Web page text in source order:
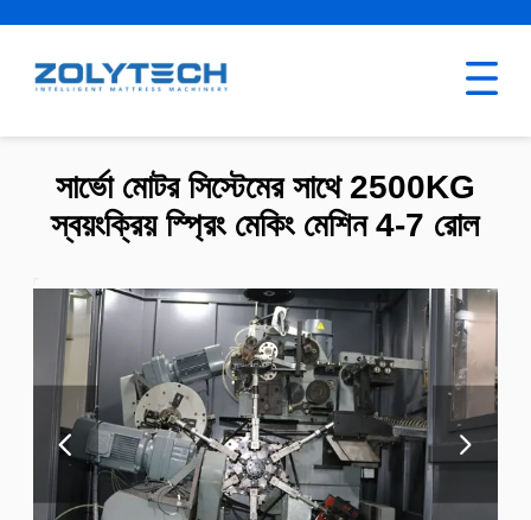
সার্ভো মোটর সিস্টেমের সাথে 2500KG
স্বয়ংক্রিয় স্প্রিং মেকিং মেশিন 4-7 রোল